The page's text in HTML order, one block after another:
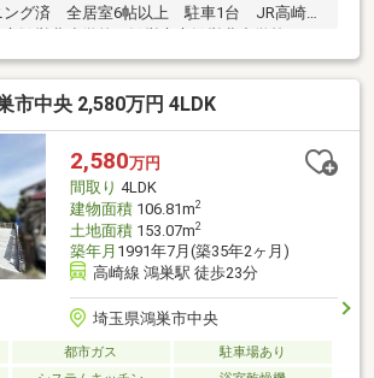
ング済 全居室6帖以上 駐車1台 JR高崎
市中央 2,580万円 4LDK
2,580万円
間取り 4LDK
建物面積106.81m2
土地面積153.07m2
築年月 1991年7月(築35年2ヶ月)
高崎線 鴻巣駅 徒歩23分
埼玉県鴻巣市中央
都市ガス
駐車場あり